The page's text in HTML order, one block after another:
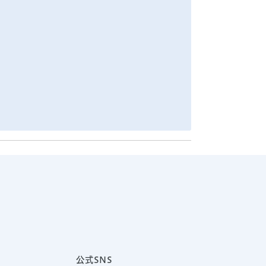
公式SNS